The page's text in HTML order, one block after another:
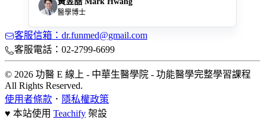
醫學博士
客服信箱：dr.funmed@gmail.com
客服電話：02-2799-6699
© 2026 功醫 E 線上 - 中華生醫學院 - 功能醫學完整學習課程
All Rights Reserved.
使用者條款 ． 隱私權政策
♥ 本站使用 Teachify 架設